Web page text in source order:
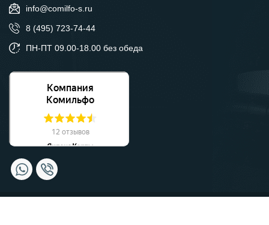
info@comilfo-s.ru
8 (495) 723-74-44
ПН-ПТ 09.00-18.00 без обеда